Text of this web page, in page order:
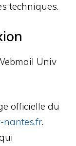
techniques.
Univ
officielle du
nantes.fr.